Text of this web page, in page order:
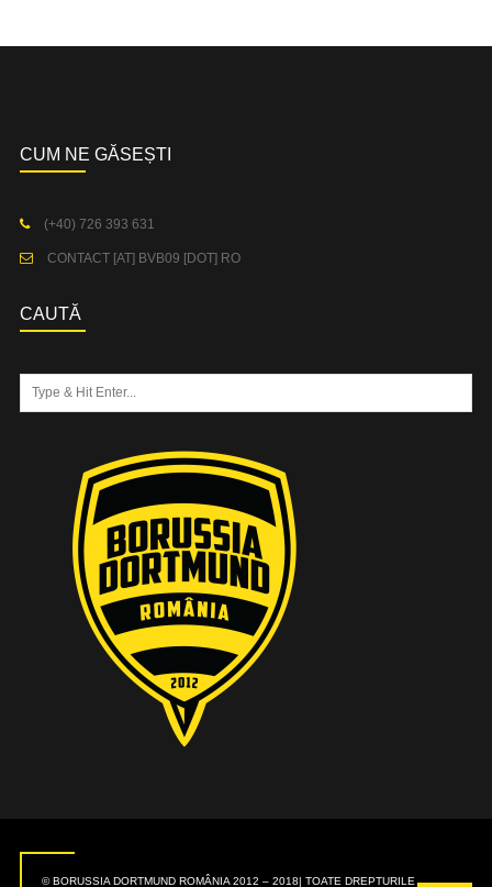
CUM NE GĂSEȘTI
(+40) 726 393 631
CONTACT [AT] BVB09 [DOT] RO
CAUTĂ
© BORUSSIA DORTMUND ROMÂNIA 2012 – 2018| TOATE DREPTURILE